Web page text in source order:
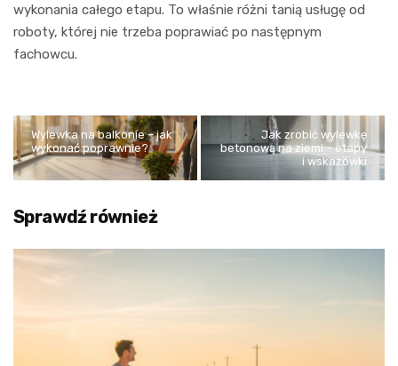
wykonania całego etapu. To właśnie różni tanią usługę od
roboty, której nie trzeba poprawiać po następnym
fachowcu.
Wylewka na balkonie – jak
wykonać poprawnie?
Jak zrobić wylewkę
betonową na ziemi – etapy
i wskazówki
Sprawdź również